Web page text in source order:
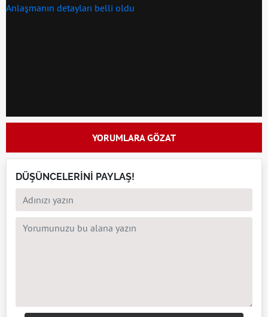
YORUMLARA GÖZAT
DÜŞÜNCELERİNİ PAYLAŞ!